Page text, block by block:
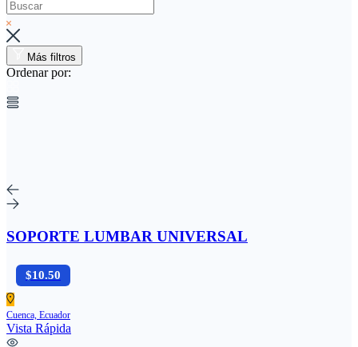
Más filtros
Ordenar por:
SOPORTE LUMBAR UNIVERSAL
$10.50
Cuenca, Ecuador
Vista Rápida